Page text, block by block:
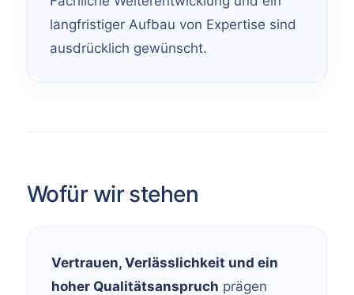
langfristiger Aufbau von Expertise sind
ausdrücklich gewünscht.
Wofür wir stehen
Vertrauen, Verlässlichkeit und ein
hoher Qualitätsanspruch prägen